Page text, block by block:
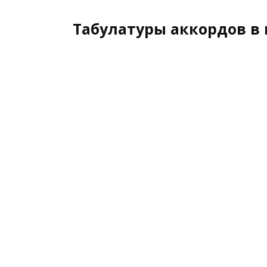
Табулатуры аккордов в